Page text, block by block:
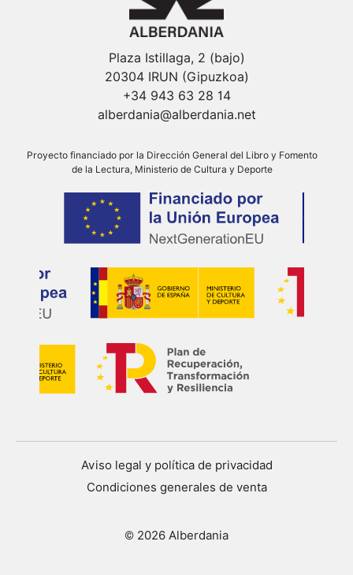
Plaza Istillaga, 2 (bajo)
20304 IRUN (Gipuzkoa)
+34 943 63 28 14
alberdania@alberdania.net
Proyecto financiado por la Dirección General del Libro y Fomento
de la Lectura, Ministerio de Cultura y Deporte
© 2026 Alberdania
Aviso legal y política de privacidad
Condiciones generales de venta